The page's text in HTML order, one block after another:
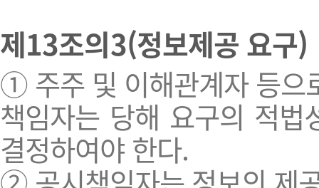
제13조의3(정보제공 요구)
① 주주 및 이해관계자 등으
책임자는 당해 요구의 적
결정하여야 한다.